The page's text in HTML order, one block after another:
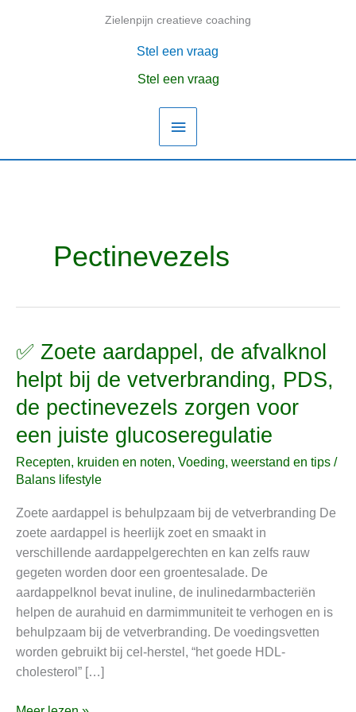
Zielenpijn creatieve coaching
Hoofdmenu
Stel een vraag
Stel een vraag
Pectinevezels
✅ Zoete aardappel, de afvalknol
helpt bij de vetverbranding, PDS,
de pectinevezels zorgen voor
een juiste glucoseregulatie
Recepten, kruiden en noten, Voeding, weerstand en tips /
Balans lifestyle
Zoete aardappel is behulpzaam bij de vetverbranding De
zoete aardappel is heerlijk zoet en smaakt in
verschillende aardappelgerechten en kan zelfs rauw
gegeten worden door een groentesalade. De
aardappelknol bevat inuline, de inulinedarmbacteriën
helpen de aurahuid en darmimmuniteit te verhogen en is
behulpzaam bij de vetverbranding. De voedingsvetten
worden gebruikt bij cel-herstel, “het goede HDL-
cholesterol” […]
✅
aardappel,
de
afvalknol
helpt
bij
de
vetverbranding,
PDS,
pectinevezels
zorgen
voor
een
juiste
glucoseregulatie